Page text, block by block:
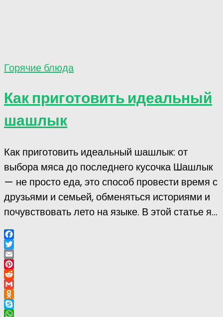
Горячие блюда
Как приготовить идеальный
шашлык
Как приготовить идеальный шашлык: от
выбора мяса до последнего кусочка Шашлык
— не просто еда, это способ провести время с
друзьями и семьей, обменяться историями и
почувствовать лето на языке. В этой статье я...
Facebook
Twitter
Email
Pinterest
Reddit
Gmail
Odnoklassniki
Skype